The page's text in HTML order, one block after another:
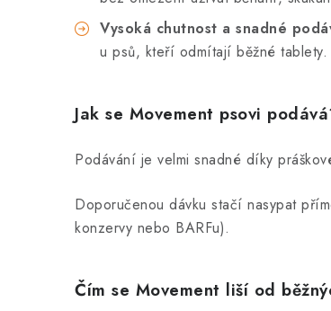
Vysoká chutnost a snadné
u psů, kteří odmítají běžné tablety.
Jak se Movement psovi
Podávání je velmi snadné díky
Doporučenou dávku stačí nasypat
konzervy nebo BARFu).
Čím se Movement liší od